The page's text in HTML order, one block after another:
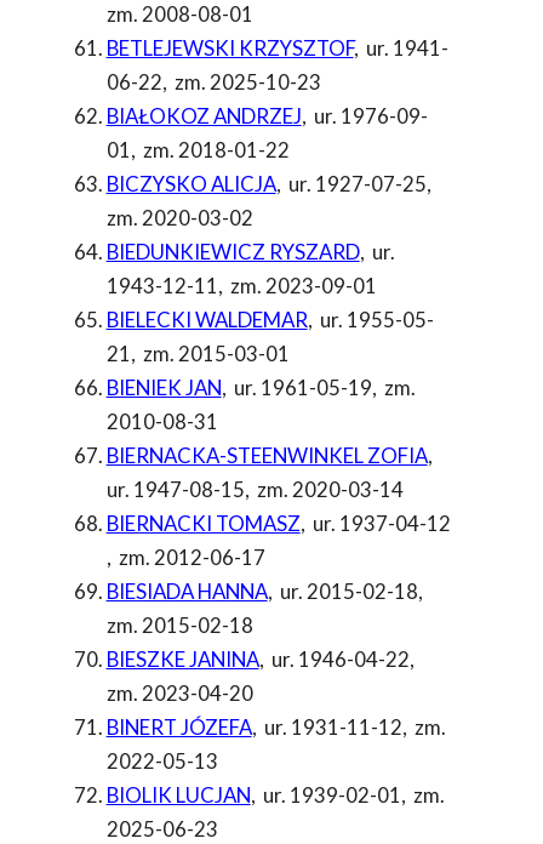
zm. 2008-08-01
BETLEJEWSKI KRZYSZTOF, ur. 1941-
06-22, zm. 2025-10-23
BIAŁOKOZ ANDRZEJ, ur. 1976-09-
01, zm. 2018-01-22
BICZYSKO ALICJA, ur. 1927-07-25,
zm. 2020-03-02
BIEDUNKIEWICZ RYSZARD, ur.
1943-12-11, zm. 2023-09-01
BIELECKI WALDEMAR, ur. 1955-05-
21, zm. 2015-03-01
BIENIEK JAN, ur. 1961-05-19, zm.
2010-08-31
BIERNACKA-STEENWINKEL ZOFIA,
ur. 1947-08-15, zm. 2020-03-14
BIERNACKI TOMASZ, ur. 1937-04-12
, zm. 2012-06-17
BIESIADA HANNA, ur. 2015-02-18,
zm. 2015-02-18
BIESZKE JANINA, ur. 1946-04-22,
zm. 2023-04-20
BINERT JÓZEFA, ur. 1931-11-12, zm.
2022-05-13
BIOLIK LUCJAN, ur. 1939-02-01, zm.
2025-06-23